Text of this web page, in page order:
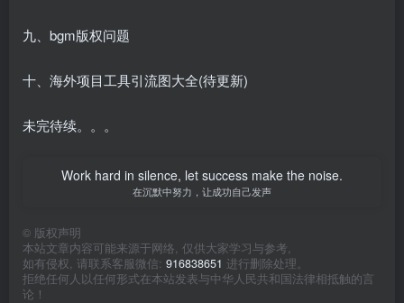
九、bgm版权问题
十、海外项目工具引流图大全(待更新)
未完待续。。。
Work hard in silence, let success make the noise.
在沉默中努力，让成功自己发声
© 版权声明
本站文章内容可能来源于网络, 仅供大家学习与参考,
如有侵权, 请联系客服微信: 916838651 进行删除处理。
拒绝任何人以任何形式在本站发表与中华人民共和国法律相抵触的言
论！